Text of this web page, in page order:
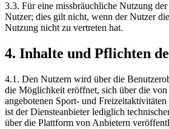
3.3. Für eine missbräuchliche Nutzung
Nutzer; dies gilt nicht, wenn der Nutzer
Nutzung nicht zu vertreten hat.
4. Inhalte und Pflichten
4.1. Den Nutzern wird über die
die Möglichkeit eröffnet, sich über die von
angebotenen Sport- und
ist der Diensteanbieter lediglich
über die Plattform von Anbietern